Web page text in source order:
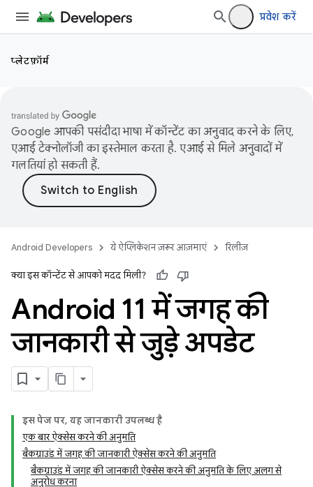
प्रवेश करें
प्लेटफ़ॉर्म
Google आपकी पसंदीदा भाषा में कॉन्टेंट का अनुवाद करने के लिए,
एआई टेक्नोलॉजी का इस्तेमाल करता है. एआई से मिले अनुवादों में
गलतियां हो सकती हैं.
Android Developers ये ऐप्लिकेशन ज़रूर आज़माएं रिलीज़
क्या इस कॉन्टेंट से आपको मदद मिली?
Android 11 में जगह की
जानकारी से जुड़े अपडेट
इस पेज पर, यह जानकारी उपलब्ध है
एक बार ऐक्सेस करने की अनुमति
बैकग्राउंड में जगह की जानकारी ऐक्सेस करने की अनुमति
बैकग्राउंड में जगह की जानकारी ऐक्सेस करने की अनुमति के लिए अलग से
अनुरोध करना